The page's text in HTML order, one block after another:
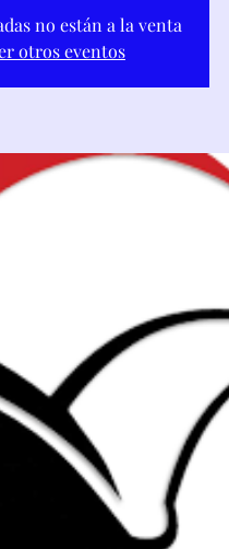
no están a la venta
otros eventos